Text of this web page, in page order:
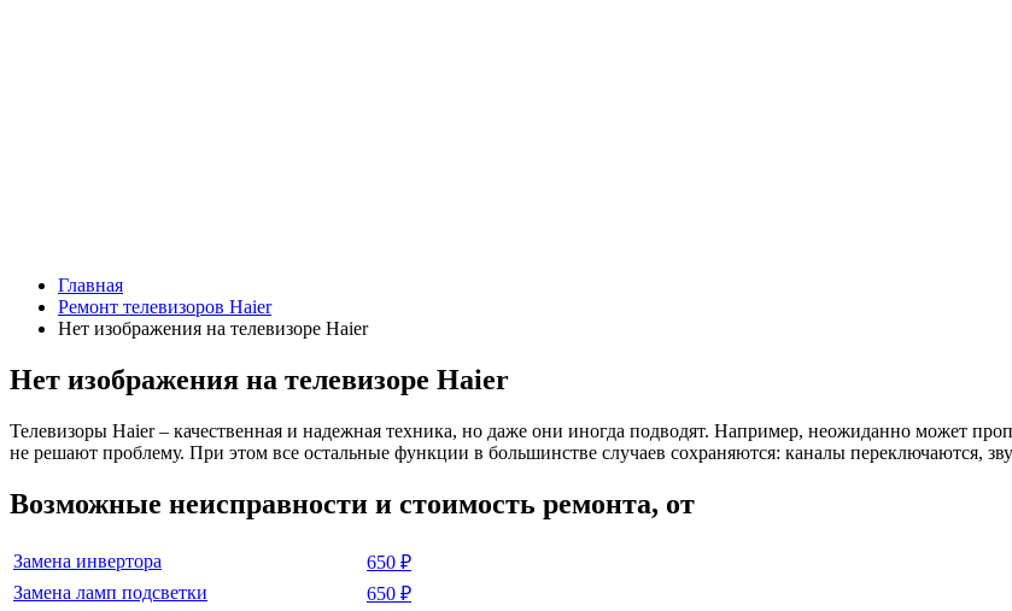
Главная
Ремонт телевизоров Haier
Нет изображения на телевизоре Haier
Нет изображения на телевизоре Haier
Телевизоры Haier – качественная и надежная техника, но даже они иногда подводят. Например, неожиданно может
не решают проблему. При этом все остальные функции в большинстве случаев сохраняются: каналы переключаются,
Возможные неисправности и стоимость ремонта, от
Замена инвертора
650 ₽
Замена ламп подсветки
650 ₽